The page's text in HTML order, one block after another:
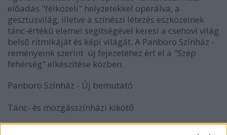
elõadás "félközeli" helyzetekkel operálva, a
gesztusvilág, illetve a színészi létezés eszközeinek
tánc-értékû elemei segítségével keresi a csehovi világ
belsõ ritmikáját és képi világát. A Panboro Színház -
reményeink szerint  új fejezetéhez ért el a "Szép
fehérség" elkészítése közben.
Panboro Színház - Új bemutató
Tánc- és mozgásszínházi kikötő